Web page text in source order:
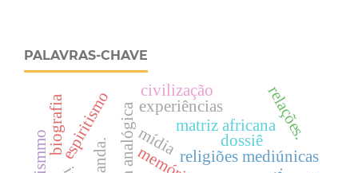
PALAVRAS-CHAVE
dossiê
matriz africana
religiões mediúnicas
experiências relações.
espiritismo
biografia mídia
civilização